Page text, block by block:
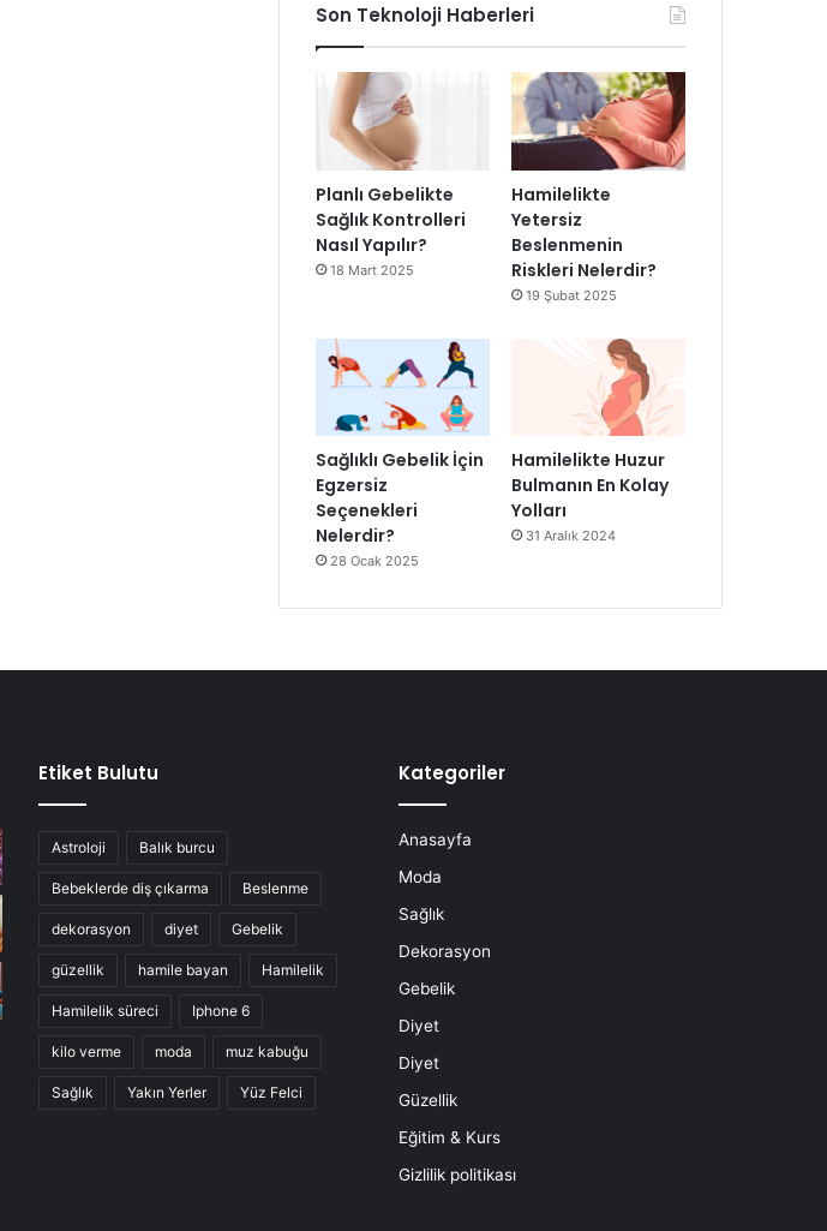
Son Teknoloji Haberleri
Planlı Gebelikte
Sağlık Kontrolleri
Nasıl Yapılır?
18 Mart 2025
Hamilelikte
Yetersiz
Beslenmenin
Riskleri Nelerdir?
19 Şubat 2025
Sağlıklı Gebelik İçin
Egzersiz
Seçenekleri
Nelerdir?
28 Ocak 2025
Hamilelikte Huzur
Bulmanın En Kolay
Yolları
31 Aralık 2024
Etiket Bulutu
Astroloji Balık burcu
Bebeklerde diş çıkarma Beslenme
dekorasyon diyet Gebelik
güzellik hamile bayan Hamilelik
Hamilelik süreci Iphone 6
kilo verme moda muz kabuğu
Sağlık Yakın Yerler Yüz Felci
Kategoriler
Anasayfa
Moda
Sağlık
Dekorasyon
Gebelik
Diyet
Diyet
Güzellik
Eğitim & Kurs
Gizlilik politikası